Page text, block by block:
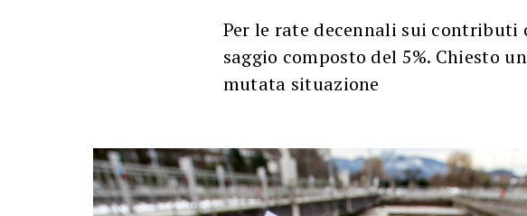
Per le rate decennali sui
saggio composto del 5%. Chiesto
mutata situazione